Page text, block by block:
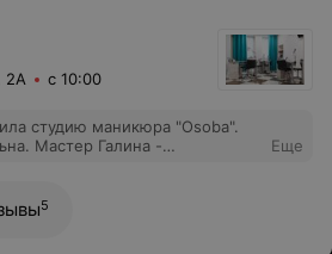
2А с 10:00
студию маникюра "Osoba".
Мастер Галина -
рекомендую.
Еще
5